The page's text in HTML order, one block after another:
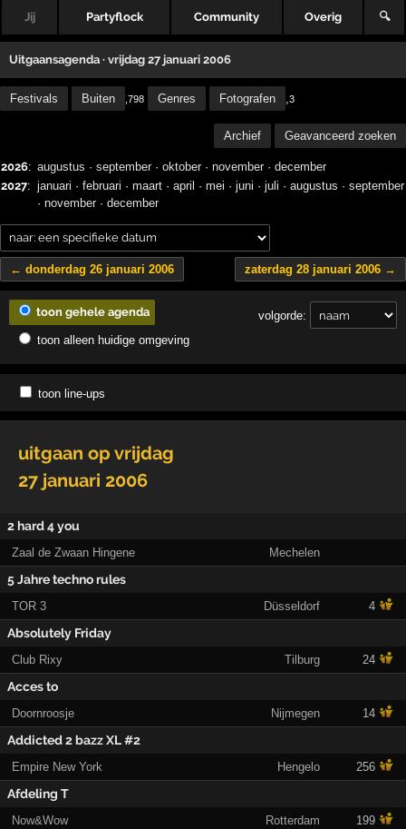
Jij Partyflock Community Overig 🔍
Uitgaansagenda · vrijdag 27 januari 2006
Festivals Buiten ,798 Genres Fotografen ,3
Archief Geavanceerd zoeken
2026: augustus · september· oktober· november· december
2027: januari · februari · maart · april · mei · juni · juli · augustus · september
· november· december
← donderdag 26 januari 2006 zaterdag 28 januari 2006 →
volgorde:
toon gehele agenda
toon alleen huidige omgeving
toon line-ups
uitgaan op vrijdag
27 januari 2006
2 hard 4 you
Zaal de Zwaan Hingene Mechelen
5 Jahre techno rules
TOR 3 Düsseldorf 4
Absolutely Friday
Club Rixy Tilburg 24
Acces to
Doornroosje Nijmegen 14
Addicted 2 bazz XL #2
Empire New York Hengelo 256
Afdeling T
Now&Wow Rotterdam 199